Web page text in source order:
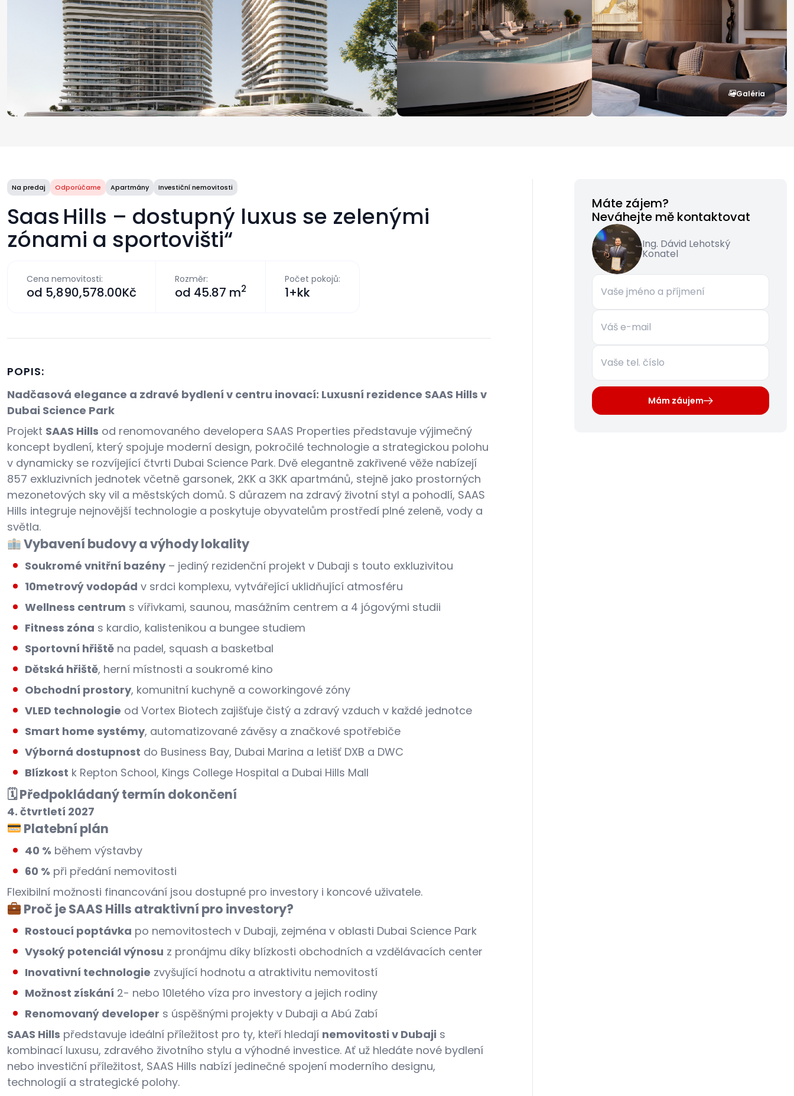
Galéria
Na predaj Odporúčame Apartmány Investiční nemovitosti
Saas Hills – dostupný luxus se zelenými
zónami a sportovišti“
Cena nemovitosti:
od 5,890,578.00Kč
Rozměr:
od 45.87 m2
Počet pokojů:
1+kk
POPIS:
Nadčasová elegance a zdravé bydlení v centru inovací: Luxusní rezidence SAAS Hills v
Dubai Science Park
Projekt SAAS Hills od renomovaného developera SAAS Properties představuje výjimečný
koncept bydlení, který spojuje moderní design, pokročilé technologie a strategickou polohu
v dynamicky se rozvíjející čtvrti Dubai Science Park. Dvě elegantně zakřivené věže nabízejí
857 exkluzivních jednotek včetně garsonek, 2KK a 3KK apartmánů, stejně jako prostorných
mezonetových sky vil a městských domů. S důrazem na zdravý životní styl a pohodlí, SAAS
Hills integruje nejnovější technologie a poskytuje obyvatelům prostředí plné zeleně, vody a
světla.
Vybavení budovy a výhody lokality
Soukromé vnitřní bazény– jediný rezidenční projekt v Dubaji s touto exkluzivitou
10metrový vodopád v srdci komplexu, vytvářející uklidňující atmosféru
Wellness centrum s vířivkami, saunou, masážním centrem a 4 jógovými studii
Fitness zóna s kardio, kalistenikou a bungee studiem
Sportovní hřiště na padel, squash a basketbal
Dětská hřiště, herní místnosti a soukromé kino
Obchodní prostory, komunitní kuchyně a coworkingové zóny
VLED technologie od Vortex Biotech zajišťuje čistý a zdravý vzduch v každé jednotce
Smart home systémy, automatizované závěsy a značkové spotřebiče
Výborná dostupnost do Business Bay, Dubai Marina a letišť DXB a DWC
Blízkost k Repton School, Kings College Hospital a Dubai Hills Mall
🗓 Předpokládaný termín dokončení
4. čtvrtletí 2027
Platební plán
40 % během výstavby
60 % při předání nemovitosti
Flexibilní možnosti financování jsou dostupné pro investory i koncové uživatele.
Proč je SAAS Hills atraktivní pro investory?
Rostoucí poptávka po nemovitostech v Dubaji, zejména v oblasti Dubai Science Park
Vysoký potenciál výnosu z pronájmu díky blízkosti obchodních a vzdělávacích center
Inovativní technologie zvyšující hodnotu a atraktivitu nemovitostí
Možnost získání 2- nebo 10letého víza pro investory a jejich rodiny
Renomovaný developer s úspěšnými projekty v Dubaji a Abú Zabí
SAAS Hills představuje ideální příležitost pro ty, kteří hledají nemovitosti v Dubaji s
kombinací luxusu, zdravého životního stylu a výhodné investice. Ať už hledáte nové bydlení
nebo investiční příležitost, SAAS Hills nabízí jedinečné spojení moderního designu,
technologií a strategické polohy.
Máte zájem?
Neváhejte mě kontaktovat
Ing. Dávid Lehotský
Konatel
Mám záujem